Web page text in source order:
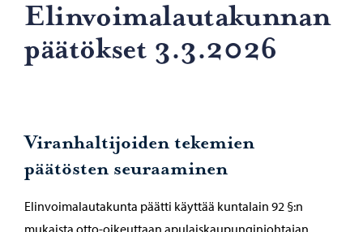
Elin­voi­ma­lau­ta­kun­nan
pää­tök­set 3.3.2026
Viranhaltijoiden tekemien
päätösten seuraaminen
Elinvoimalautakunta päätti käyttää kuntalain 92 §:n
mukaista otto-oikeuttaan apulaiskaupunginjohtajan